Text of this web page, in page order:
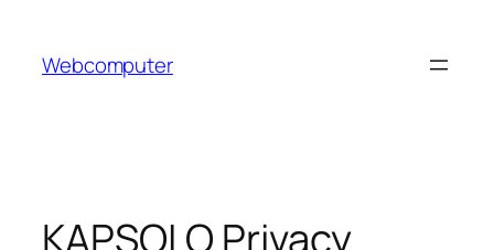
innehåll
Webcomputer
KAPSOLO Privacy